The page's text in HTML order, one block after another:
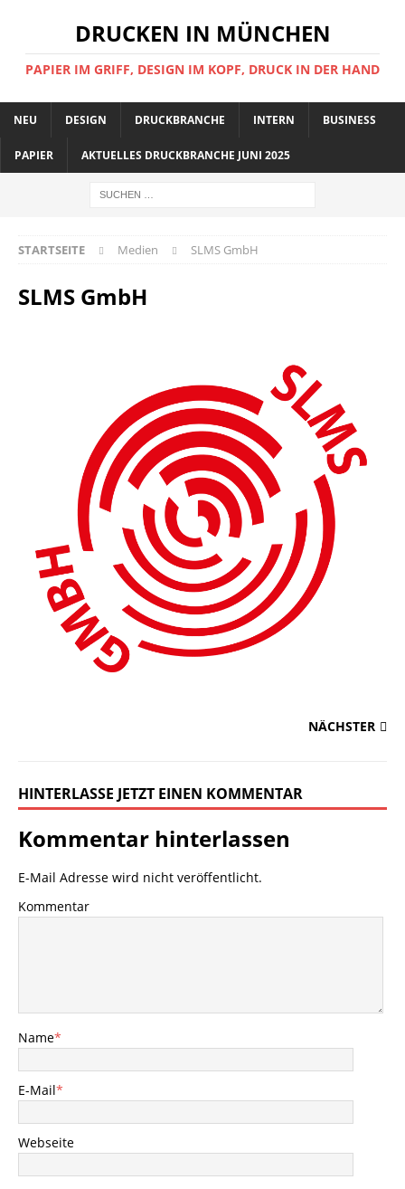
DRUCKEN IN MÜNCHEN
PAPIER IM GRIFF, DESIGN IM KOPF, DRUCK IN DER HAND
NEU DESIGN DRUCKBRANCHE INTERN BUSINESS
PAPIER AKTUELLES DRUCKBRANCHE JUNI 2025
STARTSEITE Medien SLMS GmbH
SLMS GmbH
NÄCHSTER
HINTERLASSE JETZT EINEN KOMMENTAR
Kommentar hinterlassen
E-Mail Adresse wird nicht veröffentlicht.
Kommentar
Name*
E-Mail*
Webseite